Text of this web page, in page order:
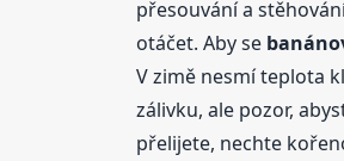
přesouvání a
otáčet. Aby se
V zimě nesmí teplota
zálivku, ale pozor,
přelijete, nechte